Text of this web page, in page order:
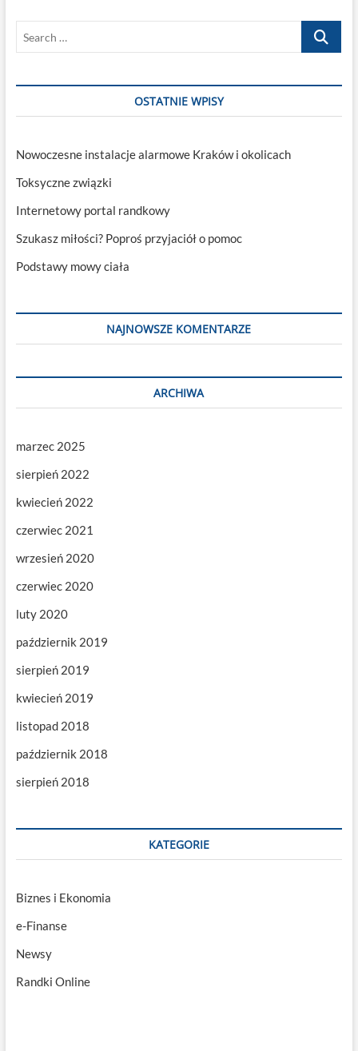
Search
OSTATNIE WPISY
Nowoczesne instalacje alarmowe Kraków i okolicach
Toksyczne związki
Internetowy portal randkowy
Szukasz miłości? Poproś przyjaciół o pomoc
Podstawy mowy ciała
NAJNOWSZE KOMENTARZE
ARCHIWA
marzec 2025
sierpień 2022
kwiecień 2022
czerwiec 2021
wrzesień 2020
czerwiec 2020
luty 2020
październik 2019
sierpień 2019
kwiecień 2019
listopad 2018
październik 2018
sierpień 2018
KATEGORIE
Biznes i Ekonomia
e-Finanse
Newsy
Randki Online